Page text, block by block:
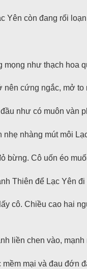
Yên còn đang rối
mọng như thạch hoa
nên cứng ngắc, mở
như có muôn vàn
nhàng mút môi
bừng. Cô uốn éo
Thiên để Lạc Yên
cô. Chiều cao hai
liền chen vào,
mềm mại và đau đớn